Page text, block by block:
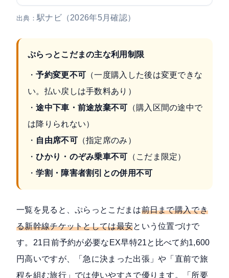
出典：駅ナビ（2026年5月確認）
ぷらっとこだまの主な利用制限
・予約変更不可
（一度購入した後は変更できな
い。払い戻しは手数料あり）
・途中下車・前途放棄不可
（購入区間の途中で
は降りられない）
・ 自由席不可
（指定席のみ）
・ひかり・のぞみ乗車不可
（こだま限定）
・学割・障害者割引との併用不可
一覧を見ると、ぷらっとこだまは前日まで購入でき
る新幹線チケットとしては最安という位置づけで
す。21日前予約が必要なEX早特21と比べて約1,600
円高いですが、「急に決まった出張」や「直前で旅
程を組む旅行」では使いやすさで優ります。「所要